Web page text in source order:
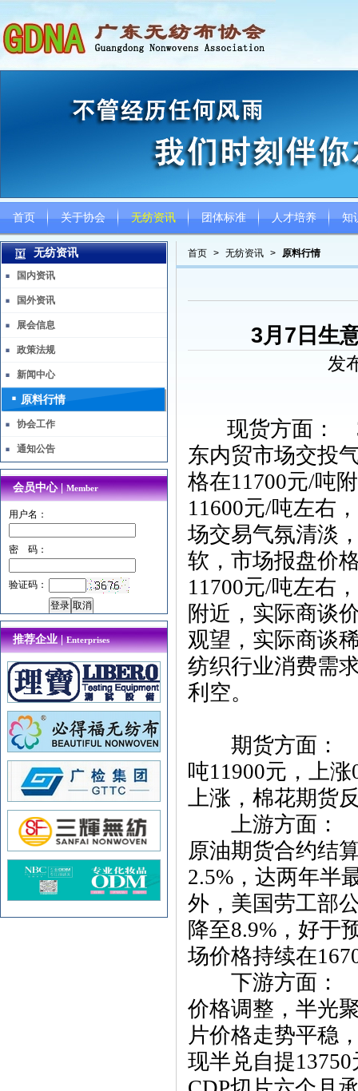
首页 关于协会 无纺资讯 团体标准 人才培养 知
首页 > 无纺资讯 > 原料行情
3月7日生
发
现货方面： 3
东内贸市场交投
格在11700元/吨
11600元/吨左右
场交易气氛清淡
软，市场报盘价
11700元/吨左右
附近，实际商谈
观望，实际商谈
纺织行业消费需
利空。
期货方面： 3
吨11900元，上
上涨，棉花期货
上游方面： 3
原油期货合约结
2.5%，达两年半
外，美国劳工部
降至8.9%，好于
场价格持续在
下游方面： 双
价格调整，半光
片价格走势平稳
现半兑自提
无纺资讯
国内资讯
国外资讯
展会信息
政策法规
新闻中心
原料行情
协会工作
通知公告
会员中心 |Member
用户名：
密 码：
验证码：
推荐企业 |Enterprises